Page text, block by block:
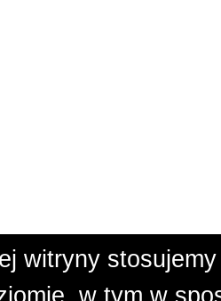
witryny
w tym w